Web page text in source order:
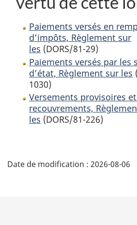
Paiements versés en
d’impôts, Règlement sur
les (DORS/81-29)
Paiements versés par les
d’état, Règlement sur les
1030)
Versements provisoires
recouvrements,
les (DORS/81-226)
é
Date de modification : 2026-08-06